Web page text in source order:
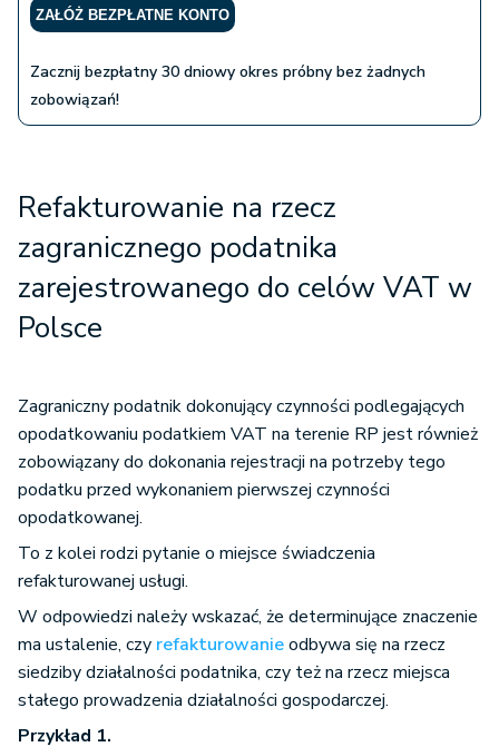
ZAŁÓŻ BEZPŁATNE KONTO
Zacznij bezpłatny 30 dniowy okres próbny bez żadnych
zobowiązań!
Refakturowanie na rzecz
zagranicznego podatnika
zarejestrowanego do celów VAT w
Polsce
Zagraniczny podatnik dokonujący czynności podlegających
opodatkowaniu podatkiem VAT na terenie RP jest również
zobowiązany do dokonania rejestracji na potrzeby tego
podatku przed wykonaniem pierwszej czynności
opodatkowanej.
To z kolei rodzi pytanie o miejsce świadczenia
refakturowanej usługi.
W odpowiedzi należy wskazać, że determinujące znaczenie
ma ustalenie, czy refakturowanieodbywa się na rzecz
siedziby działalności podatnika, czy też na rzecz miejsca
stałego prowadzenia działalności gospodarczej.
Przykład 1.